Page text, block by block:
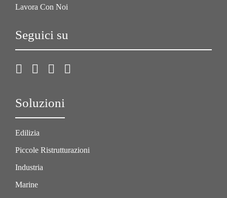
Lavora Con Noi
Seguici su
Soluzioni
Edilizia
Piccole Ristrutturazioni
Industria
Marine